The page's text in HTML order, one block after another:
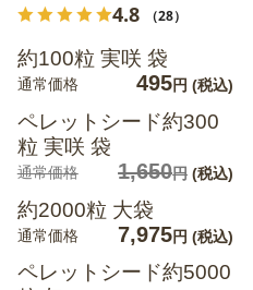
4.8 （28）
約100粒 実咲 袋
通常価格 495円 (税込)
ペレットシード約300
粒 実咲 袋
通常価格 1,650円 (税込)
約2000粒 大袋
通常価格 7,975円 (税込)
ペレットシード約5000